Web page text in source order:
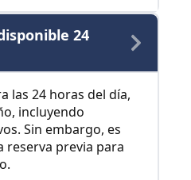
24
las 24 horas del día,
incluyendo
Sin embargo, es
reserva previa para